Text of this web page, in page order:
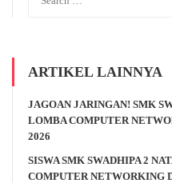
ARTIKEL LAINNYA
JAGOAN JARINGAN! SMK
LOMBA COMPUTER
2026
SISWA SMK SWADHIPA 2
COMPUTER NETWORKING